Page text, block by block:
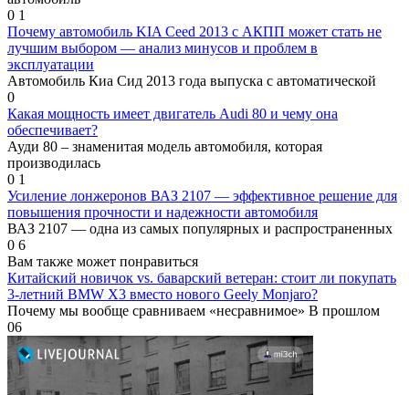
0 1
Почему автомобиль KIA Ceed 2013 с АКПП может стать не
лучшим выбором — анализ минусов и проблем в
эксплуатации
Автомобиль Киа Сид 2013 года выпуска с автоматической
0
Какая мощность имеет двигатель Audi 80 и чему она
обеспечивает?
Ауди 80 – знаменитая модель автомобиля, которая
производилась
0 1
Усиление лонжеронов ВАЗ 2107 — эффективное решение для
повышения прочности и надежности автомобиля
ВАЗ 2107 — одна из самых популярных и распространенных
0 6
Вам также может понравиться
Китайский новичок vs. баварский ветеран: стоит ли покупать
3-летний BMW X3 вместо нового Geely Monjaro?
Почему мы вообще сравниваем «несравнимое» В прошлом
06